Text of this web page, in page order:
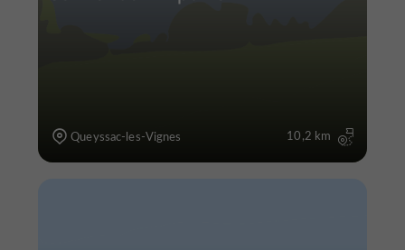
Queyssac-les-Vignes 10,2 km